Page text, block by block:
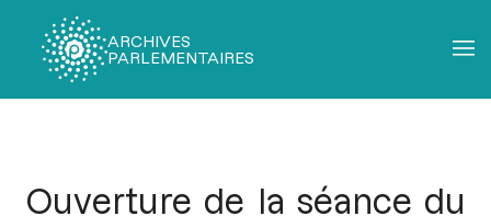
ARCHIVES
PARLEMENTAIRES
Ouverture de la séance du